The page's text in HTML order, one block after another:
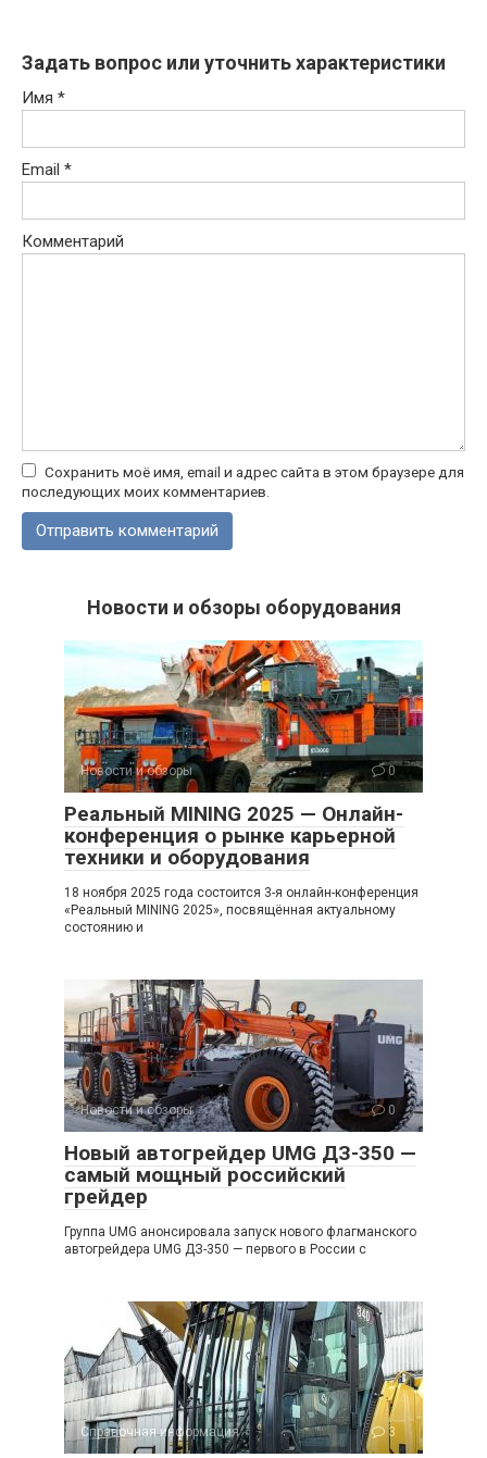
Задать вопрос или уточнить характеристики
Имя *
Email *
Комментарий
Сохранить моё имя, email и адрес сайта в этом браузере для
последующих моих комментариев.
Новости и обзоры оборудования
Новости и обзоры 0
Реальный MINING 2025 — Онлайн-
конференция о рынке карьерной
техники и оборудования
18 ноября 2025 года состоится 3-я онлайн-конференция
«Реальный MINING 2025», посвящённая актуальному
состоянию и
Новости и обзоры 0
Новый автогрейдер UMG ДЗ-350 —
самый мощный российский
грейдер
Группа UMG анонсировала запуск нового флагманского
автогрейдера UMG ДЗ-350 — первого в России с
Справочная информация 3